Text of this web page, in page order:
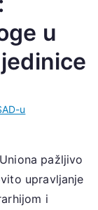
u
u
pažljivo
upravljanje
i